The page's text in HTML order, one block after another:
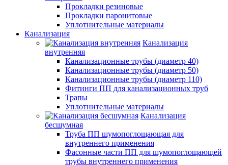
Прокладки резиновые
Прокладки паронитовые
Уплотнительные материалы
Канализация
Канализация
внутренняя
Канализационные трубы (диаметр 40)
Канализационные трубы (диаметр 50)
Канализационные трубы (диаметр 110)
Фитинги ПП для канализационных труб
Трапы
Уплотнительные материалы
Канализация
бесшумная
Труба ПП шумопоглощающая для
внутреннего применения
Фасонные части ПП для шумопоглощающей
трубы внутреннего применения